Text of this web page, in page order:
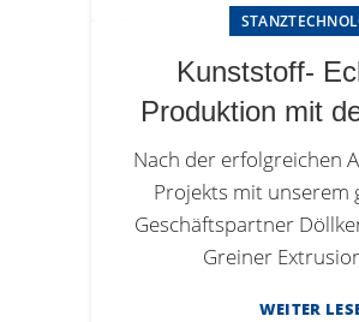
Kunststoff-
Produktion mit
Nach der erfolgreichen
Projekts mit unserem
Geschäftspartner
Greiner
WEITER